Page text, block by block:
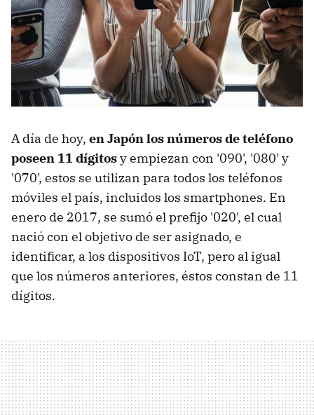
A día de hoy, en Japón los números de teléfono
poseen 11 dígitosy empiezan con '090', '080' y
'070', estos se utilizan para todos los teléfonos
móviles el país, incluidos los smartphones. En
enero de 2017, se sumó el prefijo '020', el cual
nació con el objetivo de ser asignado, e
identificar, a los dispositivos IoT, pero al igual
que los números anteriores, éstos constan de 11
dígitos.